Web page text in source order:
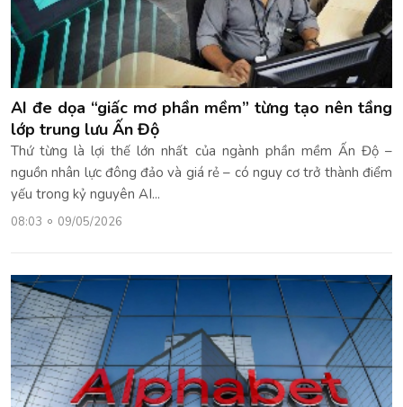
AI đe dọa “giấc mơ phần mềm” từng tạo nên tầng
lớp trung lưu Ấn Độ
Thứ từng là lợi thế lớn nhất của ngành phần mềm Ấn Độ –
nguồn nhân lực đông đảo và giá rẻ – có nguy cơ trở thành điểm
yếu trong kỷ nguyên AI...
08:03 09/05/2026